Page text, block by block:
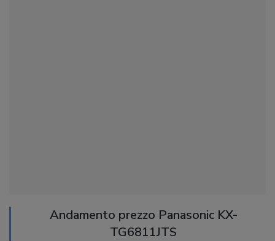
Andamento prezzo Panasonic KX-
TG6811JTS